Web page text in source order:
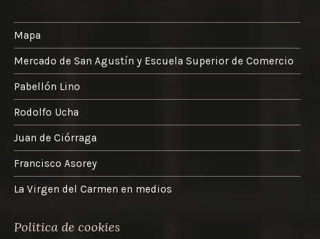
Mapa
Mercado de San Agustín y Escuela Superior de Comercio
Pabellón Lino
Rodolfo Ucha
Juan de Ciórraga
Francisco Asorey
La Virgen del Carmen en medios
Politica de cookies